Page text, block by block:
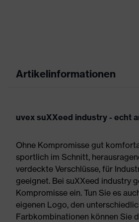
Artikelinformationen
uvex suXXeed industry - echt
Ohne Kompromisse gut
sportlich im Schnitt,
verdeckte Verschlüsse, für
geeignet. Bei suXXeed industry
Kompromisse ein. Tun Sie es
eigenen Logo, den
Farbkombinationen können Sie